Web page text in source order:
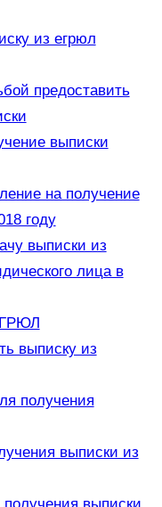
из егрюл
предоставить
выписки
на получение
году
выписки из
лица в
выписку из
получения
выписки из